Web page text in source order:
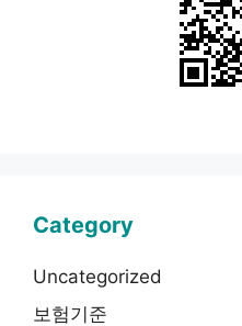
Category
Uncategorized
보험기준